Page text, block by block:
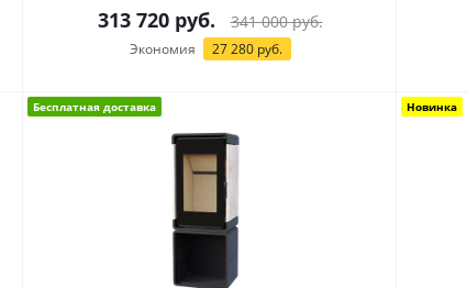
313 720руб. 341 000руб.
Экономия 27 280руб.
Бесплатная доставка Новинка